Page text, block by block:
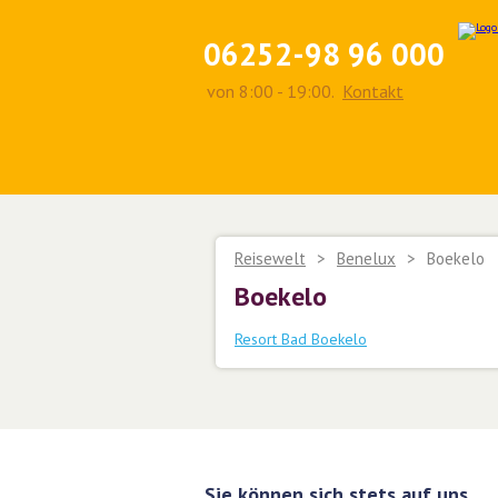
06252-98 96 000
von 8:00 - 19:00. Kontakt
Reisewelt > Benelux > Boekelo
Boekelo
Resort Bad Boekelo